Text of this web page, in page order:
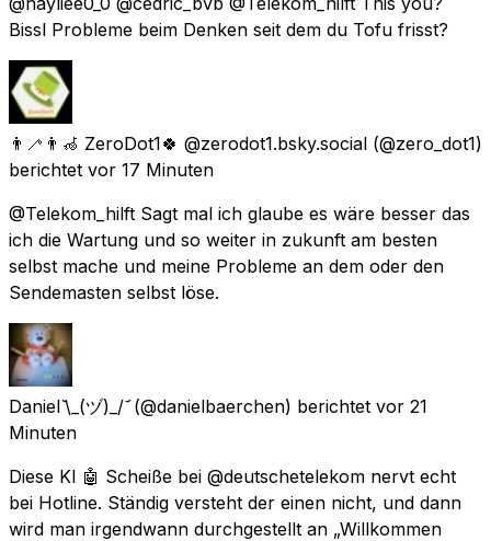
Bissl Probleme beim Denken seit dem du Tofu frisst?
👨‍🦯👨‍🦽 ZeroDot1🍀 @zerodot1.bsky.social (@zero_dot1)
berichtet vor 17 Minuten
@Telekom_hilft Sagt mal ich glaube es wäre besser das
ich die Wartung und so weiter in zukunft am besten
selbst mache und meine Probleme an dem oder den
Sendemasten selbst löse.
Daniel ᷅\_(ヅ)_/ ᷄ (@danielbaerchen) berichtet vor 21
Minuten
Diese KI 🤖 Scheiße bei @deutschetelekom nervt echt
bei Hotline. Ständig versteht der einen nicht, und dann
wird man irgendwann durchgestellt an „Willkommen